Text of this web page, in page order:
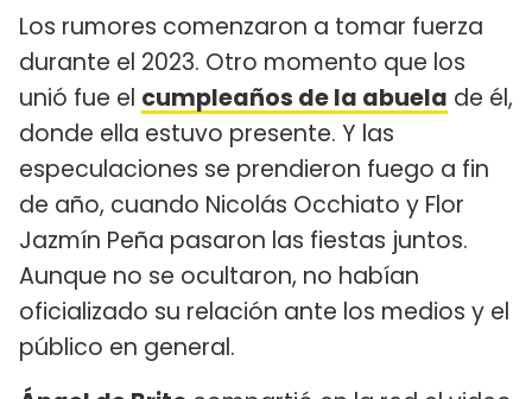
Los rumores comenzaron a tomar fuerza
durante el 2023. Otro momento que los
unió fue el cumpleaños de la abuela de él,
donde ella estuvo presente. Y las
especulaciones se prendieron fuego a fin
de año, cuando Nicolás Occhiato y Flor
Jazmín Peña pasaron las fiestas juntos.
Aunque no se ocultaron, no habían
oficializado su relación ante los medios y el
público en general.